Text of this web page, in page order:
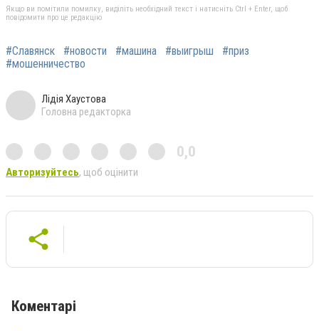
Якщо ви помітили помилку, виділіть необхідний текст і натисніть Ctrl + Enter, щоб
повідомити про це редакцію
#Славянск #новости #машина #выигрыш
#приз
#мошенничество
Лідія Хаустова
Головна редакторка
0,0
Авторизуйтесь, щоб оцінити
Коментарі